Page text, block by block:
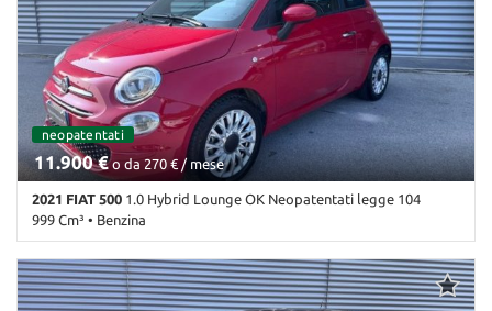
ordinabile neopatentati
11.900 €o da 270 € / mese
2021 FIAT 500 1.0 Hybrid Lounge OK Neopatentati legge 104
999 Cm³ • Benzina
58.000 Km • Cambio Manuale (6) • Rosso pastello • 2 Porte • ABS •
Airbag • Airbag laterali • Airbag Passeggero • Airbag testa •
Autoradio • Autoradio digitale • Bluetooth • Cerchi in lega •